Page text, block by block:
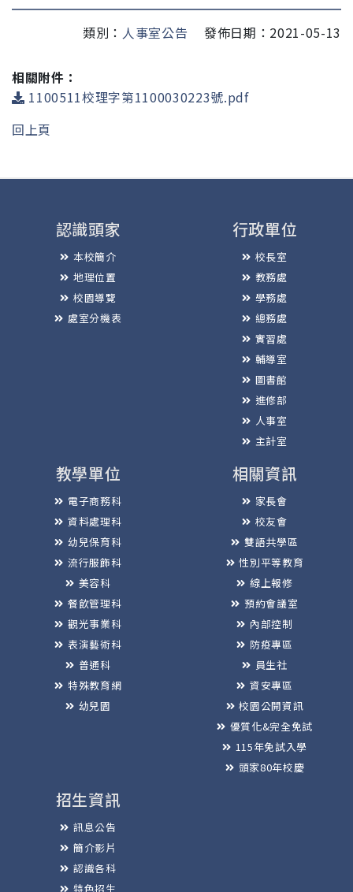
類別： 人事室公告 發佈日期：2021-05-13
相關附件：
1100511校理字第1100030223號.pdf
回上頁
認識頭家
本校簡介
地理位置
校園導覽
處室分機表
行政單位
校長室
教務處
學務處
總務處
實習處
輔導室
圖書館
進修部
人事室
主計室
教學單位
電子商務科
資料處理科
幼兒保育科
流行服飾科
美容科
餐飲管理科
觀光事業科
表演藝術科
普通科
特殊教育網
幼兒園
相關資訊
家長會
校友會
雙語共學區
性別平等教育
線上報修
預約會議室
內部控制
防疫專區
員生社
資安專區
校園公開資訊
優質化&完全免試
115年免試入學
頭家80年校慶
招生資訊
訊息公告
簡介影片
認識各科
特色招生